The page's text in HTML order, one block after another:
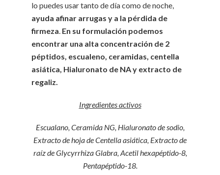
lo puedes usar tanto de día como de noche,
ayuda afinar arrugas y a la pérdida de
firmeza. En su formulación podemos
encontrar una alta concentración de 2
péptidos, escualeno, ceramidas, centella
asiática, Hialuronato de NA y extracto de
regaliz.
Ingredientes activos
Escualano, Ceramida NG, Hialuronato de sodio,
Extracto de hoja de Centella asiática, Extracto de
raíz de Glycyrrhiza Glabra, Acetil hexapéptido-8,
Pentapéptido-18.